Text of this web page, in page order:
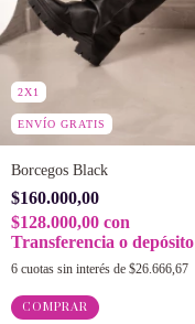
2X1
ENVÍO GRATIS
Borcegos Black
$160.000,00
$128.000,00 con
Transferencia o depósito
6 cuotas sin interés de $26.666,67
COMPRAR